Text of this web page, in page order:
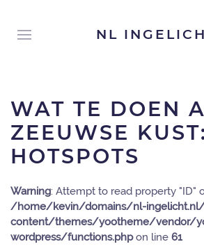
NL
WAT TE DOEN
ZEEUWSE
HOTSPOTS
Warning: Attempt to read property "ID"
/home/kevin/domains/nl-
content/themes/yootheme/vendor/
wordpress/functions.phpon line 61